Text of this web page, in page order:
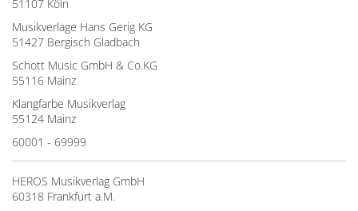
51107 Köln
Musikverlage Hans Gerig KG
51427 Bergisch Gladbach
Schott Music GmbH & Co.KG
55116 Mainz
Klangfarbe Musikverlag
55124 Mainz
60001 - 69999
HEROS Musikverlag GmbH
60318 Frankfurt a.M.